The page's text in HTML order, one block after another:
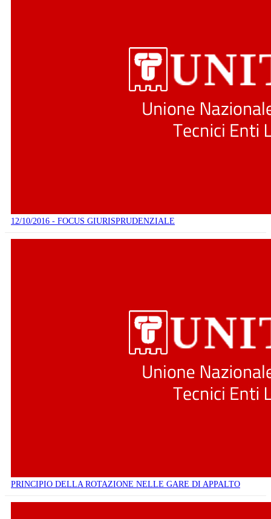
12/10/2016 - FOCUS GIURISPRUDENZIALE
PRINCIPIO DELLA ROTAZIONE NELLE GARE DI APPALTO